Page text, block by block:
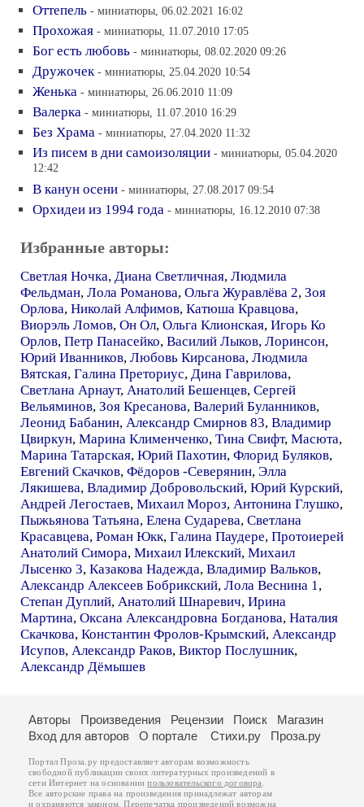
Оттепель - миниатюры, 06.02.2021 16:02
Прохожая - миниатюры, 11.07.2010 17:05
Бог есть любовь - миниатюры, 08.02.2020 09:26
Дружочек - миниатюры, 25.04.2020 10:54
Женька - миниатюры, 26.06.2010 11:09
Валерка - миниатюры, 11.07.2010 16:29
Без Храма - миниатюры, 27.04.2020 11:32
Из писем в дни самоизоляции - миниатюры, 05.04.2020
12:42
В канун осени - миниатюры, 27.08.2017 09:54
Орхидеи из 1994 года - миниатюры, 16.12.2010 07:38
Избранные авторы:
Светлая Ночка, Диана Светличная, Людмила
Фельдман, Лола Романова, Ольга Журавлёва 2, Зоя
Орлова, Николай Алфимов, Катюша Кравцова,
Виорэль Ломов, Он Ол, Ольга Клионская, Игорь Ко
Орлов, Петр Панасейко, Василий Лыков, Лоринсон,
Юрий Иванников, Любовь Кирсанова, Людмила
Вятская, Галина Преториус, Дина Гаврилова,
Светлана Арнаут, Анатолий Бешенцев, Сергей
Вельяминов, Зоя Кресанова, Валерий Буланников,
Леонид Бабанин, Александр Смирнов 83, Владимир
Цвиркун, Марина Клименченко, Тина Свифт, Масюта,
Марина Татарская, Юрий Пахотин, Флорид Буляков,
Евгений Скачков, Фёдоров -Северянин, Элла
Лякишева, Владимир Добровольский, Юрий Курский,
Андрей Легостаев, Михаил Мороз, Антонина Глушко,
Пыжьянова Татьяна, Елена Сударева, Светлана
Красавцева, Роман Юкк, Галина Паудере, Протоиерей
Анатолий Симора, Михаил Илекский, Михаил
Лысенко 3, Казакова Надежда, Владимир Вальков,
Александр Алексеев Бобрикский, Лола Веснина 1,
Степан Дуплий, Анатолий Шнаревич, Ирина
Мартина, Оксана Александровна Богданова, Наталия
Скачкова, Константин Фролов-Крымский, Александр
Исупов, Александр Раков, Виктор Послушник,
Александр Дёмышев
Авторы Произведения Рецензии Поиск
Магазин
Вход для авторов
О портале Стихи.ру Проза.ру
Портал Проза.ру предоставляет авторам возможность
свободной публикации своих литературных произведений в
сети Интернет на основаниипользовательского договора
Все авторские права на произведения принадлежат авторам
и охраняются законом . Перепечатка произведений возможна